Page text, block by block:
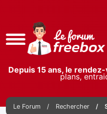
Accès
rapide
Depuis 15 ans, le
plans,
Le Forum Rechercher